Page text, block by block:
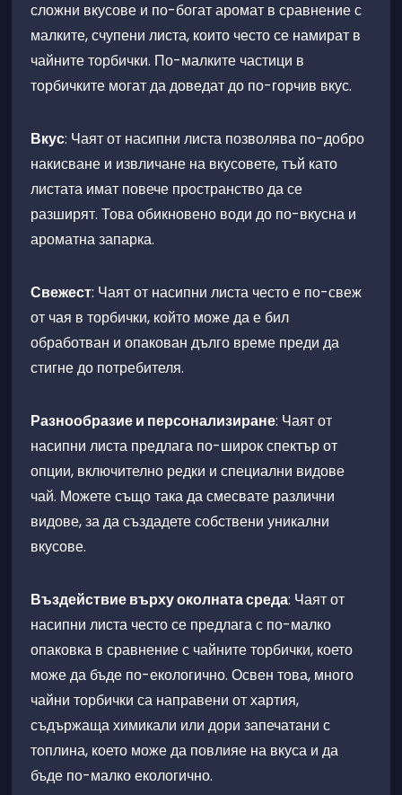
Вкус
Свежест
Разнообразие и персонализиране
Въздействие върху околната среда
Използвайте правилното количество чай:
Спазвайте препоръките за дозиране на
опаковката. Обикновено 1-2 чаени лъжички от
насипен чай за 1 чаша са достатъчни.
Температура на водата:
Използвайте вода с
подходяща температура за конкретния вид чай.
Например, черният чай обикновено изисква вода,
завряла на 100°C, докато зеленият чай се запарва
най-добре при температура около 80-85°C.
Проверете времето за запарване:
препоръчителното време за запарване, за да
избегнете прекалено горчив вкус.
време на запарване може да помогне за по-
добро извличане на вкусовете.
Използвайте филтър или цедка:
допълнително горчивина.
Насладете се на чая веднага:
Най-добрият вкус
на чая се постига, когато е свежо приготвен.
Избягвайте да оставяте чая да престоява дълго